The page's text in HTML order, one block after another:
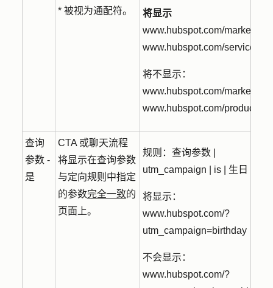
* 被视为通配符。
将显示
www.hubspot.com/marketing/
www.hubspot.com/service/
将不显示：
www.hubspot.com/marketing/
www.hubspot.com/product/
查询
参数 -
是
CTA 或聊天流程
将显示在查询参数
与定向规则中指定
的参数完全一致的
页面上。
规则： 查询参数 |
utm_campaign | is | 生日
将显示：
www.hubspot.com/?
utm_campaign=birthday
不会显示：
www.hubspot.com/?